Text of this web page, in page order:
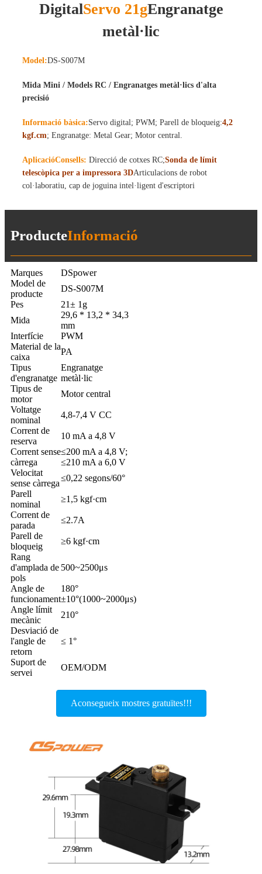
DigitalServo 21gEngranatge
metàl·lic
Model:DS-S007M
Mida Mini / Models RC / Engranatges metàl·lics d'alta
precisió
Informació bàsica:Servo digital; PWM; Parell de bloqueig:4,2
kgf.cm; Engranatge: Metal Gear; Motor central.
AplicacióConsells: Direcció de cotxes RC;Sonda de límit
telescòpica per a impressora 3DArticulacions de robot
col·laboratiu, cap de joguina intel·ligent d'escriptori
ProducteInformació
Marques
DSpower
Model de
producte
DS-S007M
Pes
21± 1g
Mida
29,6 * 13,2 * 34,3
mm
Interfície
PWM
Material de la
caixa
PA
Tipus
d'engranatge
Engranatge
metàl·lic
Tipus de
motor
Motor central
Voltatge
nominal
4,8-7,4 V CC
Corrent de
reserva
10 mA a 4,8 V
Corrent sense
càrrega
≤200 mA a 4,8 V;
≤210 mA a 6,0 V
Velocitat
sense càrrega
≤0,22 segons/60°
Parell
nominal
≥1,5 kgf·cm
Corrent de
parada
≤2.7A
Parell de
bloqueig
≥6 kgf·cm
Rang
d'amplada de
pols
500~2500μs
Angle de
funcionament
180°
±10°(1000~2000μs)
Angle límit
mecànic
210°
Desviació de
l'angle de
retorn
≤ 1°
Suport de
servei
OEM/ODM
Aconsegueix mostres gratuïtes!!!